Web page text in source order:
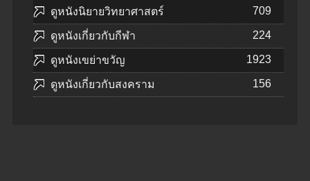
ดูหนังนิยายวิทยาศาสตร์ 709
ดูหนังเกี่ยวกับกีฬา 224
ดูหนังเขย่าขวัญ 1923
ดูหนังเกี่ยวกับสงคราม 156